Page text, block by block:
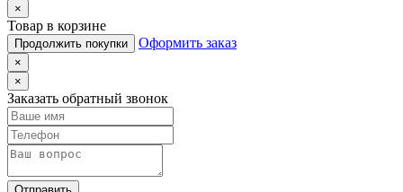
×
Товар в корзине
Продолжить покупки Оформить заказ
×
×
Заказать обратный звонок